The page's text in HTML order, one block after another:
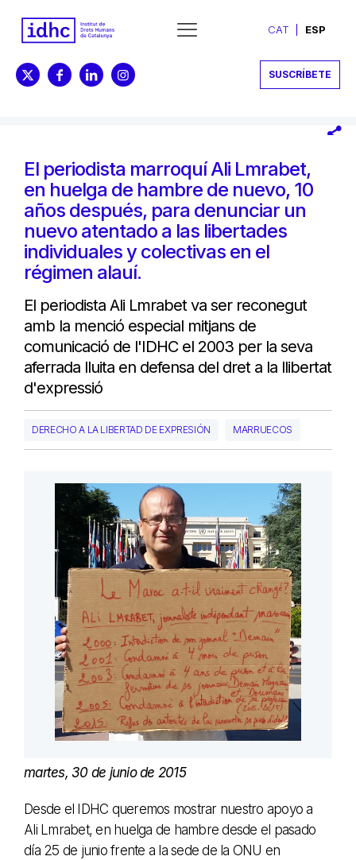
CAT ESP
SUSCRÍBETE
El periodista marroquí Ali Lmrabet,
en huelga de hambre de nuevo, 10
años después, para denunciar un
nuevo atentado a las libertades
individuales y colectivas en el
régimen alauí.
El periodista Ali Lmrabet va ser reconegut
amb la menció especial mitjans de
comunicació de l'IDHC el 2003 per la seva
aferrada lluita en defensa del dret a la llibertat
d'expressió
DERECHO A LA LIBERTAD DE EXPRESIÓN MARRUECOS
martes, 30 de junio de 2015
Desde el IDHC queremos mostrar nuestro apoyo a
Ali Lmrabet, en huelga de hambre desde el pasado
día 25 de junio frente a la sede de la ONU en